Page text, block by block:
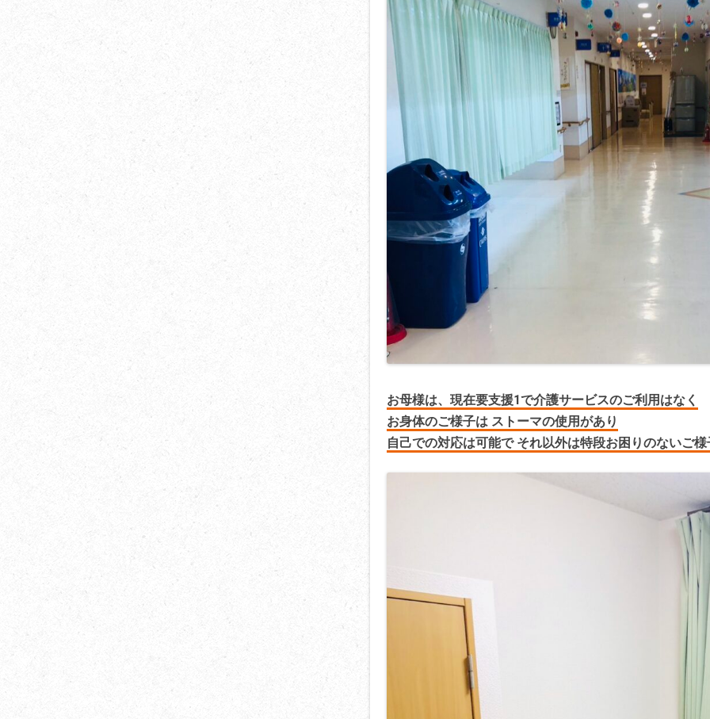
お母様は、現在要支援1で介護サービスのご利用はなく
お身体のご様子は ストーマの使用があり
自己での対応は可能で それ以外は特段お困りのないご